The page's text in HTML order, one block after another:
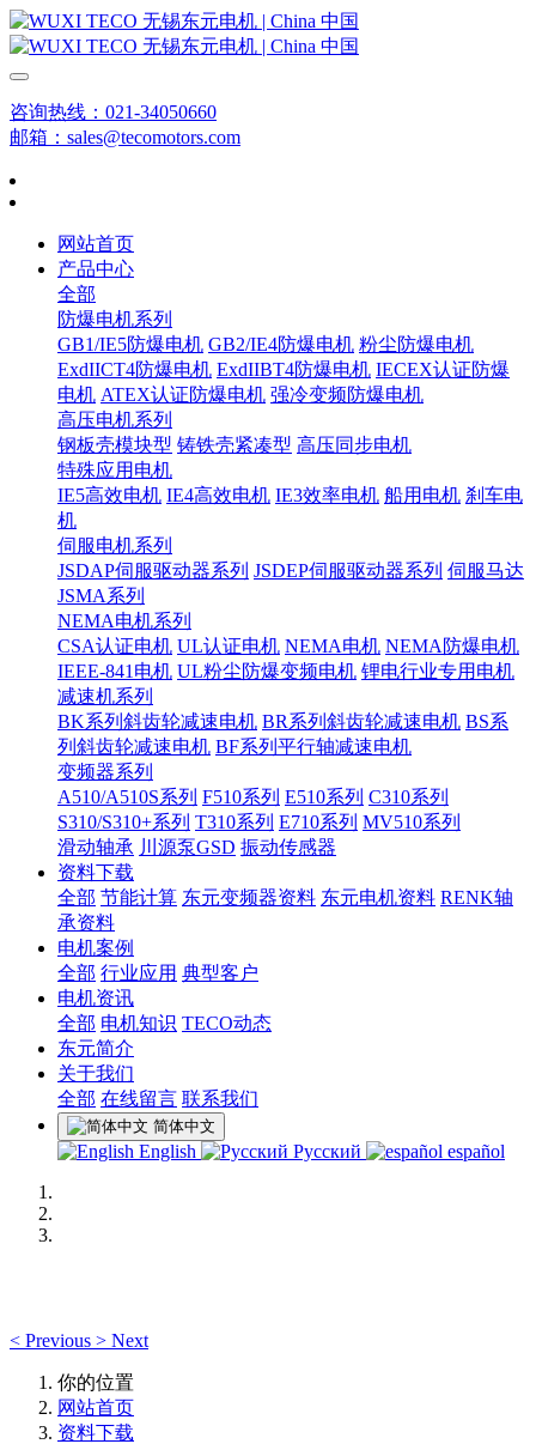
咨询热线：021-34050660
邮箱：sales@tecomotors.com
网站首页
产品中心
全部
防爆电机系列
GB1/IE5防爆电机 GB2/IE4防爆电机 粉尘防爆电机
ExdIICT4防爆电机 ExdIIBT4防爆电机 IECEX认证防爆
电机 ATEX认证防爆电机 强冷变频防爆电机
高压电机系列
钢板壳模块型 铸铁壳紧凑型 高压同步电机
特殊应用电机
IE5高效电机 IE4高效电机 IE3效率电机 船用电机 刹车电
机
伺服电机系列
JSDAP伺服驱动器系列 JSDEP伺服驱动器系列 伺服马达
JSMA系列
NEMA电机系列
CSA认证电机 UL认证电机 NEMA电机 NEMA防爆电机
IEEE-841电机 UL粉尘防爆变频电机 锂电行业专用电机
减速机系列
BK系列斜齿轮减速电机 BR系列斜齿轮减速电机 BS系
列斜齿轮减速电机 BF系列平行轴减速电机
变频器系列
A510/A510S系列 F510系列 E510系列 C310系列
S310/S310+系列 T310系列 E710系列 MV510系列
滑动轴承 川源泵GSD 振动传感器
资料下载
全部 节能计算 东元变频器资料 东元电机资料 RENK轴
承资料
电机案例
全部 行业应用 典型客户
电机资讯
全部 电机知识 TECO动态
东元简介
关于我们
全部 在线留言 联系我们
简体中文
English Русский español
< Previous > Next
你的位置
网站首页
资料下载